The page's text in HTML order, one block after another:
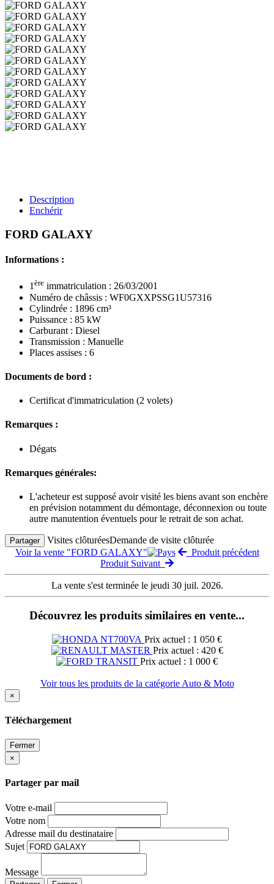
Description
Enchérir
FORD GALAXY
Informations :
1ère immatriculation : 26/03/2001
Numéro de châssis : WF0GXXPSSG1U57316
Cylindrée : 1896 cm³
Puissance : 85 kW
Carburant : Diesel
Transmission : Manuelle
Places assises : 6
Documents de bord :
Certificat d'immatriculation (2 volets)
Remarques :
Dégats
Remarques générales:
L'acheteur est supposé avoir visité les biens avant son enchère
en prévision notamment du démontage, déconnexion ou toute
autre manutention éventuels pour le retrait de son achat.
Partager Visites clôturéesDemande de visite clôturée
Voir la vente "FORD GALAXY"
Produit précédent
Produit Suivant
La vente s'est terminée le jeudi 30 juil. 2026.
Découvrez les produits similaires en vente...
Prix actuel : 1 050 €
Prix actuel : 420 €
Prix actuel : 1 000 €
Voir tous les produits de la catégorie Auto & Moto
×
Téléchargement
Fermer
×
Partager par mail
Votre e-mail
Votre nom
Adresse mail du destinataire
Sujet
Message